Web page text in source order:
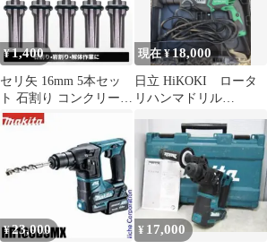
¥1,400
セリ矢 16mm 5本セッ
ト 石割り コンクリート
石を割る道具 ハンマー
現在 ¥18,000
日立 HiKOKI ロータ
リハンマドリル
動作保証
¥23,000 ¥ 17,000